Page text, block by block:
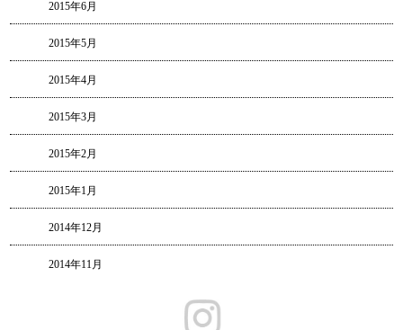
2015年6月
2015年5月
2015年4月
2015年3月
2015年2月
2015年1月
2014年12月
2014年11月